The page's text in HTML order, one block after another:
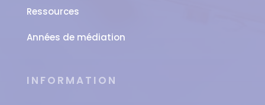
Ressources
Années de médiation
INFORMATION